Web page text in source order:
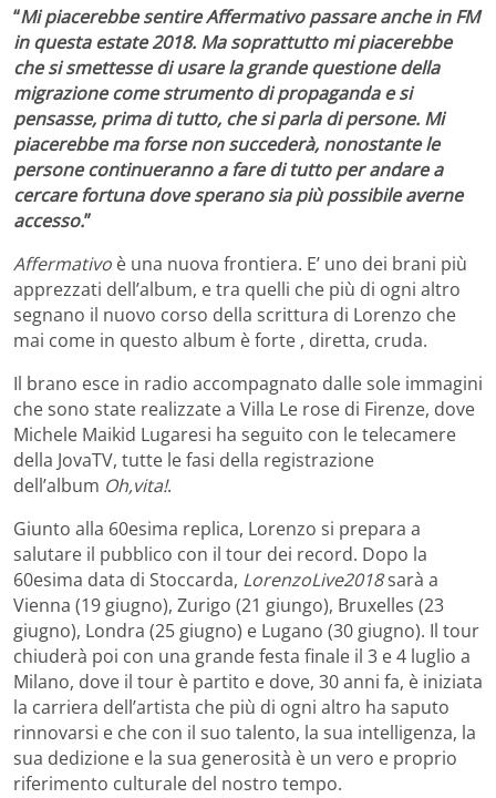
“Mi piacerebbe sentire Affermativo passare anche in FM
in questa estate 2018. Ma soprattutto mi piacerebbe
che si smettesse di usare la grande questione della
migrazione come strumento di propaganda e si
pensasse, prima di tutto, che si parla di persone. Mi
piacerebbe ma forse non succederà, nonostante le
persone continueranno a fare di tutto per andare a
cercare fortuna dove sperano sia più possibile averne
accesso.”
Affermativo è una nuova frontiera. E’ uno dei brani più
apprezzati dell’album, e tra quelli che più di ogni altro
segnano il nuovo corso della scrittura di Lorenzo che
mai come in questo album è forte , diretta, cruda.
Il brano esce in radio accompagnato dalle sole immagini
che sono state realizzate a Villa Le rose di Firenze, dove
Michele Maikid Lugaresi ha seguito con le telecamere
della JovaTV, tutte le fasi della registrazione
dell’album Oh,vita!.
Giunto alla 60esima replica, Lorenzo si prepara a
salutare il pubblico con il tour dei record. Dopo la
60esima data di Stoccarda, LorenzoLive2018sarà a
Vienna (19 giugno), Zurigo (21 giungo), Bruxelles (23
giugno), Londra (25 giugno) e Lugano (30 giugno). Il tour
chiuderà poi con una grande festa finale il 3 e 4 luglio a
Milano, dove il tour è partito e dove, 30 anni fa, è iniziata
la carriera dell’artista che più di ogni altro ha saputo
rinnovarsi e che con il suo talento, la sua intelligenza, la
sua dedizione e la sua generosità è un vero e proprio
riferimento culturale del nostro tempo.